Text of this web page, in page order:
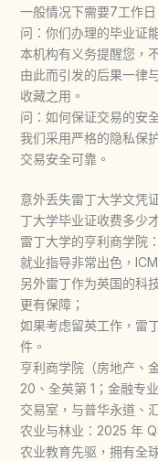
一般情况下需要7工作
问：你们办理的毕业证
本机构有义务提醒您，
由此而引发的后果一律
收藏之用。
问：如何保证交易的安
我们采用严格的隐私保
交易安全可靠。
意外丢失雷丁大学文凭
丁大学毕业证收费多少
雷丁大学的亨利商学院：
就业指导非常出色，
另外雷丁作为英国的科
更有保障；
如果考虑留英工作，雷
件。
亨利商学院（房地产、
20、全英第 1；金融专
交易室，与普华永道、
农业与林业：2025 年
农业教育先驱，拥有全